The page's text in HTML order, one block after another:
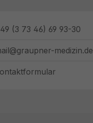
(3 73 46) 69 93-30
medizin.de